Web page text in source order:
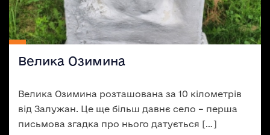
Велика Озимина
Велика Озимина розташована за 10 кілометрів
від Залужан. Це ще більш давнє село – перша
письмова згадка про нього датується […]